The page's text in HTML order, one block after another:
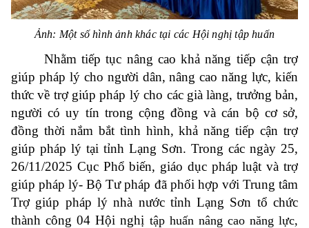
Ảnh: Một số hình ảnh khác tại các Hội nghị tập huấn
Nhằm tiếp tục nâng cao khả năng tiếp cận trợ
giúp pháp lý cho người dân, nâng cao năng lực, kiến
thức về trợ giúp pháp lý cho các già làng, trưởng bản,
người có uy tín trong cộng đồng và cán bộ cơ sở,
đồng thời nắm bắt tình hình, khả năng tiếp cận trợ
giúp pháp lý tại tỉnh Lạng Sơn. Trong các ngày 25,
26/11/2025 Cục Phổ biến, giáo dục pháp luật và trợ
giúp pháp lý- Bộ Tư pháp đã phối hợp với Trung tâm
Trợ giúp pháp lý nhà nước tỉnh Lạng Sơn tổ chức
thành công 04 Hội nghị tập huấn nâng cao năng lực,